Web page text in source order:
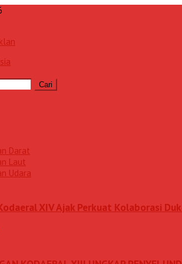
Darat
Laut
Udara
XIV Ajak Perkuat Kolaborasi